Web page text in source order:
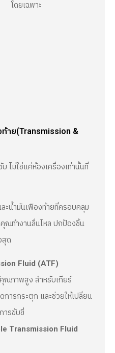
โดยเฉพาะ
ท้าย(Transmission &
ไม่ใช่แค่ห้องเครื่องเท่านั้นที่
น้ำมันเฟืองท้ายที่ครอบคลุม
ณทำงานลื่นไหล ปกป้องชิ้น
สุด
Fluid (ATF)
ณภาพสูง สำหรับเกียร์
ารกระตุก และช่วยให้เปลี่ยน
ารขับขี่
Transmission Fluid